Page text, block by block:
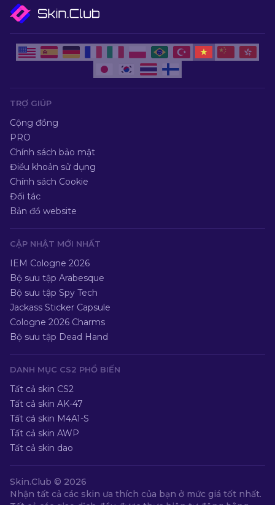
TRỢ GIÚP
Cộng đồng
PRO
Chính sách bảo mật
Điều khoản sử dụng
Chính sách Cookie
Đối tác
Bản đồ website
CẬP NHẬT MỚI NHẤT
IEM Cologne 2026
Bộ sưu tập Arabesque
Bộ sưu tập Spy Tech
Jackass Sticker Capsule
Cologne 2026 Charms
Bộ sưu tập Dead Hand
DANH MỤC CS2 PHỔ BIẾN
Tất cả skin CS2
Tất cả skin AK-47
Tất cả skin M4A1-S
Tất cả skin AWP
Tất cả skin dao
Skin.Club © 2026
Nhận tất cả các skin ưa thích của bạn ở mức giá tốt nhất.